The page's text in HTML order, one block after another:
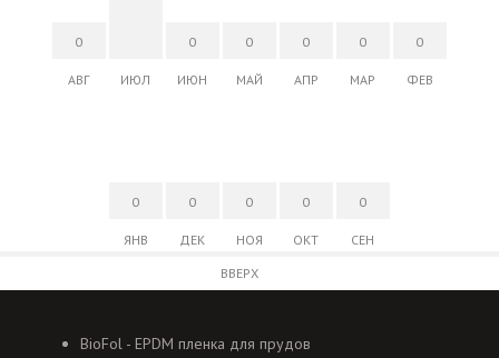
0
АВГ ИЮЛ
0
ИЮН
0
МАЙ
0
АПР
0
МАР
0
ФЕВ
0
ЯНВ
0
ДЕК
0
НОЯ
0
ОКТ
0
СЕН
ВВЕРХ
BioFol - EPDM пленка для прудов